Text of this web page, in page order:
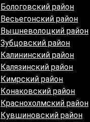
Бологовский район
Весьегонский район
Вышневолоцкий район
Зубцовский район
Калининский район
Калязинский район
Кимрский район
Конаковский район
Краснохолмский район
Кувшиновский район